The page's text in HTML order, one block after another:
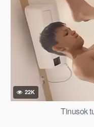
22K
Tinusok